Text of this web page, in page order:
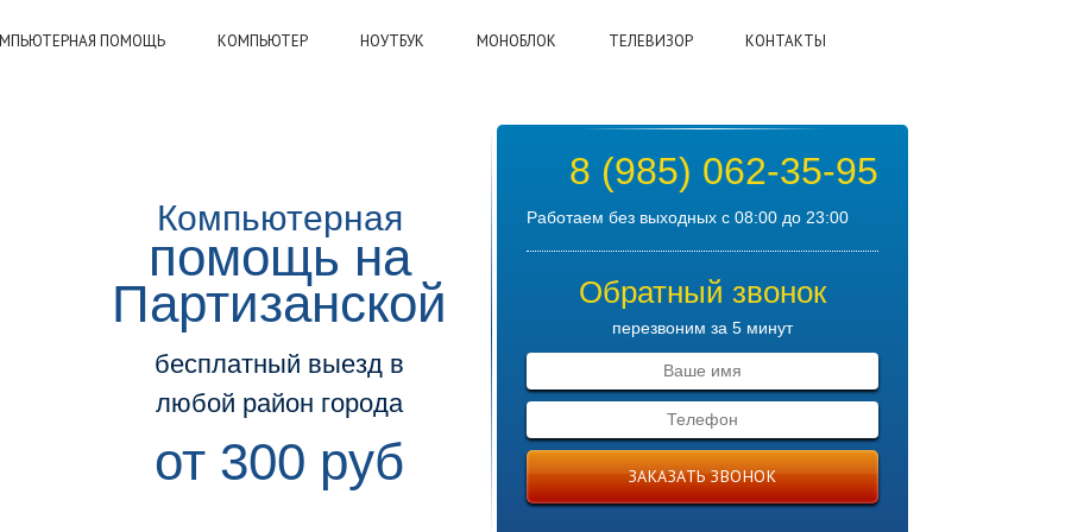
ПОМОЩЬ КОМПЬЮТЕР НОУТБУК МОНОБЛОК ТЕЛЕВИЗОР КОНТАКТЫ
8 (985) 062-35-95
Работаем без выходных с 08:00 до 23:00
Обратный звонок
перезвоним за 5 минут
ЗАКАЗАТЬ ЗВОНОК
Компьютерная
помощь на
Партизанской
бесплатный выезд в
любой район города
от 300 руб